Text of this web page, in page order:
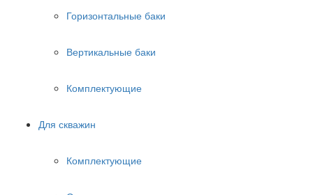
Горизонтальные баки
Вертикальные баки
Комплектующие
Для скважин
Комплектующие